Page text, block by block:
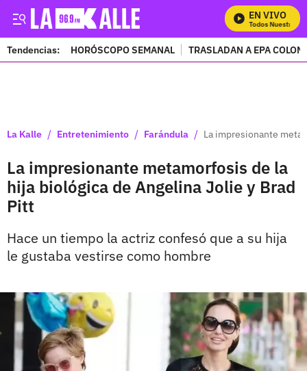
EN VIVO
Mira Todos Nuestros
Tendencias: HORÓSCOPO SEMANAL TRASLADAN A EPA
La Kalle / Entretenimiento / Farándula / La impresionante
La impresionante metamorfosis de la
hija biológica de Angelina Jolie y Brad
Pitt
Hace un tiempo la actriz confesó que a su hija
le gustaba vestirse como hombre